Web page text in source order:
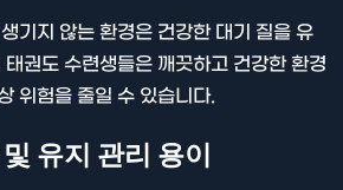
기지 않는 환경은 건강한 대기 질을 유
권도 수련생들은 깨끗하고 건강한 환경
위험을 줄일 수 있습니다.
유지 관리 용이